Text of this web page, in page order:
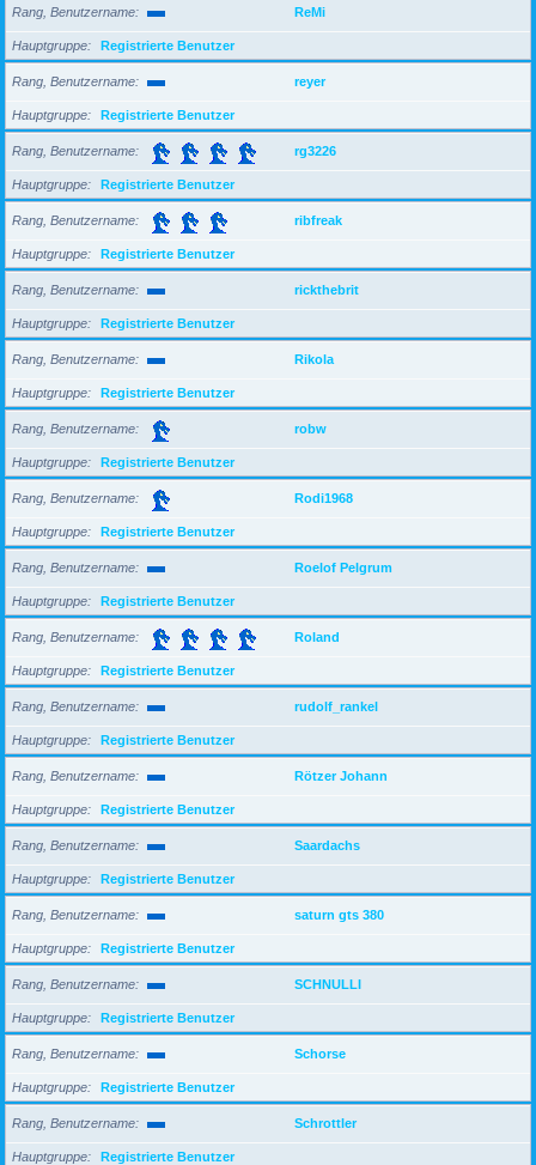
Rang, Benutzername ReMi
Hauptgruppe Registrierte Benutzer
Rang, Benutzername reyer
Hauptgruppe Registrierte Benutzer
Rang, Benutzername rg3226
Hauptgruppe Registrierte Benutzer
Rang, Benutzername ribfreak
Hauptgruppe Registrierte Benutzer
Rang, Benutzername rickthebrit
Hauptgruppe Registrierte Benutzer
Rang, Benutzername Rikola
Hauptgruppe Registrierte Benutzer
Rang, Benutzername robw
Hauptgruppe Registrierte Benutzer
Rang, Benutzername Rodi1968
Hauptgruppe Registrierte Benutzer
Rang, Benutzername Roelof Pelgrum
Hauptgruppe Registrierte Benutzer
Rang, Benutzername Roland
Hauptgruppe Registrierte Benutzer
Rang, Benutzername rudolf_rankel
Hauptgruppe Registrierte Benutzer
Rang, Benutzername Rötzer Johann
Hauptgruppe Registrierte Benutzer
Rang, Benutzername Saardachs
Hauptgruppe Registrierte Benutzer
Rang, Benutzername saturn gts 380
Hauptgruppe Registrierte Benutzer
Rang, Benutzername SCHNULLI
Hauptgruppe Registrierte Benutzer
Rang, Benutzername Schorse
Hauptgruppe Registrierte Benutzer
Rang, Benutzername Schrottler
Hauptgruppe Registrierte Benutzer